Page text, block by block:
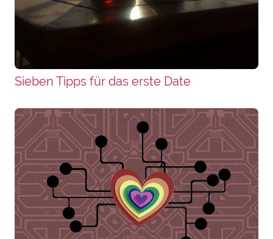
Sieben Tipps für das erste Date